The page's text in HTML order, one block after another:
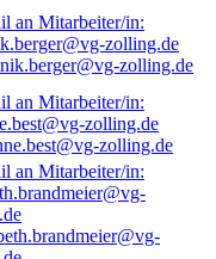
zolling.de
zolling.de